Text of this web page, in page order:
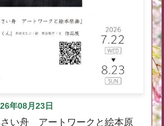
年08月23日
さい舟 アートワークと絵本原